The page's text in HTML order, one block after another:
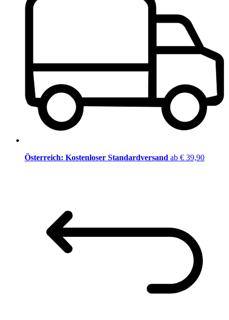
Österreich: Kostenloser Standardversand ab € 39,90